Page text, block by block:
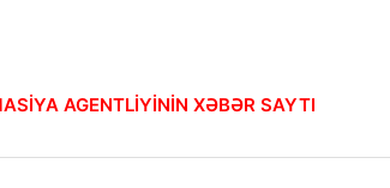
AGENTLİYİNİN XƏBƏR SAYTI